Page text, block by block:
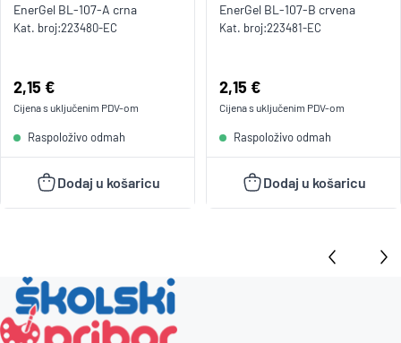
EnerGel BL-107-A crna
Kat. broj:223480-EC
Cijena:
2,15 €
Cijena s uključenim PDV-om
Raspoloživo odmah
Dodaj u košaricu
EnerGel BL-107-B crvena
Kat. broj:223481-EC
Cijena:
2,15 €
Cijena s uključenim PDV-om
Raspoloživo odmah
Dodaj u košaricu